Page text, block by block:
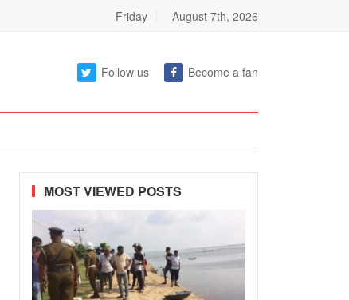
Friday August 7th, 2026
Follow us Become a fan
MOST VIEWED POSTS